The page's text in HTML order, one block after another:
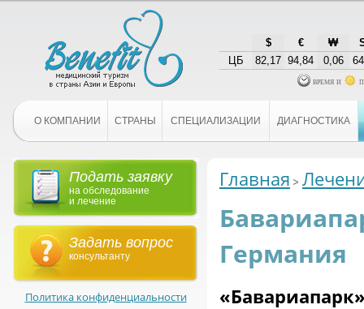
$ € ₩
ЦБ
82,17 94,84 0,06
время и
О КОМПАНИИ СТРАНЫ СПЕЦИАЛИЗАЦИИ ДИАГНОСТИКА
Подать заявку
на обследование
и лечение
Задать вопрос
консультанту
Политика конфиденциальности
Главная
Германия